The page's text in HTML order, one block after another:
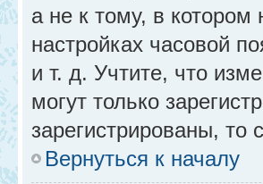
а не к тому, в
настройках часовой
и т. д. Учтите, что
могут только
зарегистрированы, то
Вернуться к началу